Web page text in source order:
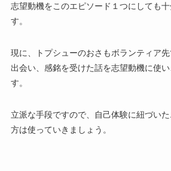
志望動機をこのエピソード１つにしても
す。
現に、トプシューのおさもボランティア
出会い、感銘を受けた話を志望動機に使
す。
立派な手段ですので、自己体験に紐づい
方は使っていきましょう。